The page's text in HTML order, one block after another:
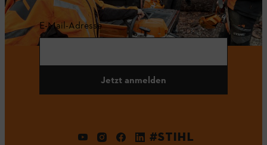
E-Mail-Adresse
Jetzt anmelden
#STIHL